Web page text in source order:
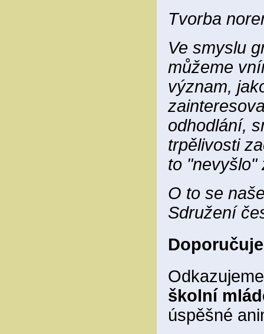
Tvorba
Ve smyslu
můžeme
význam,
odhodlání,
trpělivosti
to "nevyšlo"
O to se
Sdružení
školní
úspěšné